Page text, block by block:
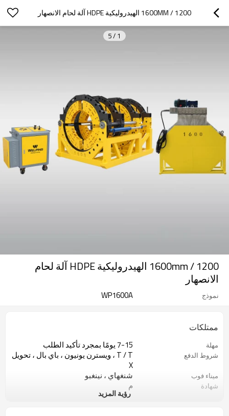
1200 / 1600MM الهيدروليكية HDPE آلة لحام الانصهار
1
/
5
1200 / 1600mm الهيدروليكية HDPE آلة لحام
الانصهار
نموذج WP1600A
ممتلكات
مهلة 7-15 يومًا بمجرد تأكيد الطلب
شروط الدفع
T / T ، ويسترن يونيون ، باي بال ، تحويل
X
ميناء فوب شنغهاي ، نينغبو
شهادة م
1 مجموعة
رؤية المزيد